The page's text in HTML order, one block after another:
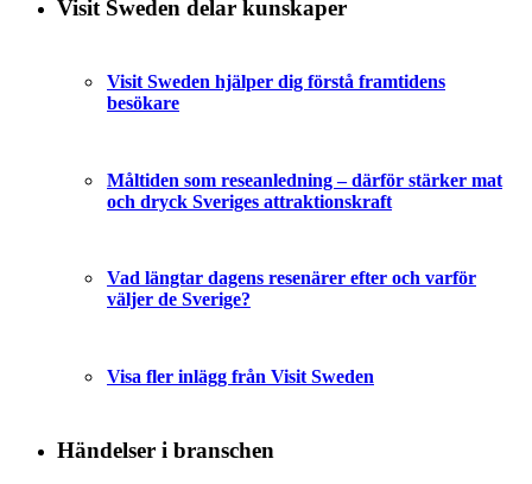
Visit Sweden delar kunskaper
Visit Sweden hjälper dig förstå framtidens
besökare
Måltiden som reseanledning – därför stärker mat
och dryck Sveriges attraktionskraft
Vad längtar dagens resenärer efter och varför
väljer de Sverige?
Visa fler inlägg från Visit Sweden
Händelser i branschen